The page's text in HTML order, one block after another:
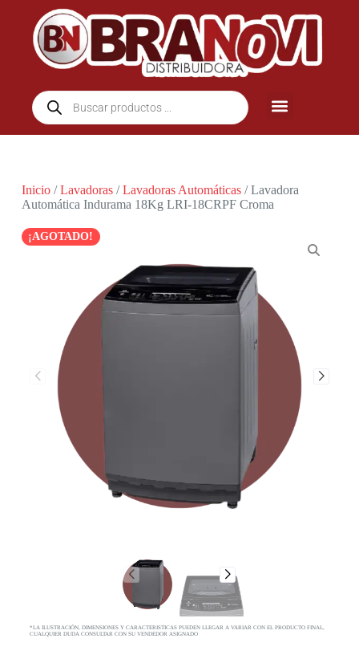
Inicio/Lavadoras/Lavadoras Automáticas/ Lavadora
Automática Indurama 18Kg LRI-18CRPF Croma
¡AGOTADO!
*LA ILUSTRACIÓN, DIMENSIONES Y CARACTERISTICAS PUEDEN LLEGAR A VARIAR CON EL PRODUCTO FINAL,
CUALQUIER DUDA CONSULTAR CON SU VENDEDOR ASIGNADO